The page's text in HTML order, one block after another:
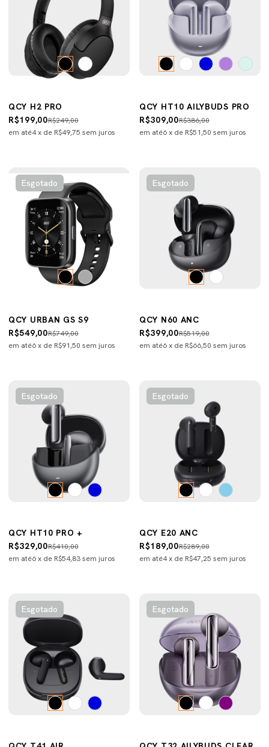
QCY H2 PRO
R$249,00
R$199,00
em até4x de R$49,75 sem juros
QCY HT10 AILYBUDS PRO
R$386,00
R$309,00
em até6x de R$51,50 sem juros
Esgotado
QCY URBAN GS S9
R$749,00
R$549,00
em até6x de R$91,50 sem juros
Esgotado
QCY N60 ANC
R$519,00
R$399,00
em até6x de R$66,50 sem juros
Esgotado
QCY HT10 PRO +
R$410,00
R$329,00
em até6x de R$54,83sem juros
Esgotado
QCY E20 ANC
R$289,00
R$189,00
em até4x de R$47,25 sem juros
Esgotado Esgotado